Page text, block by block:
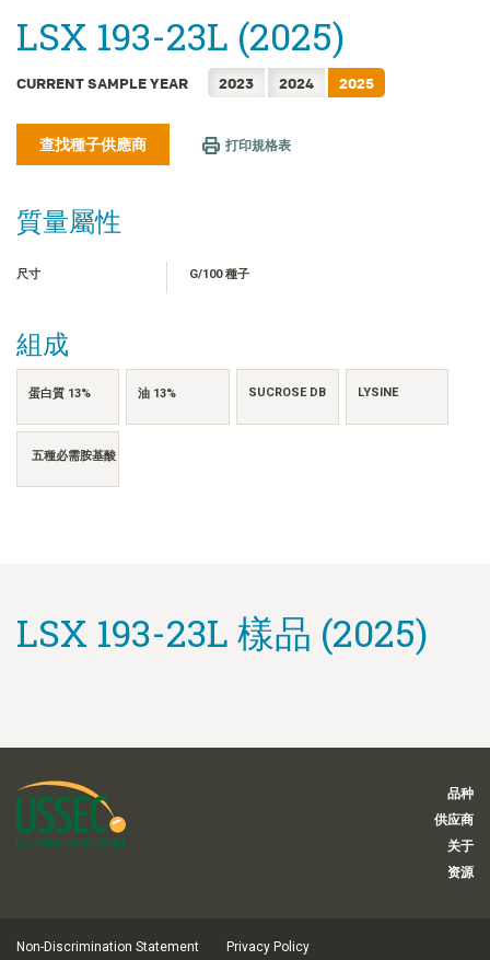
한국어
简体中文
TIẾNG VIỆT
LSX 193-23L (2025)
CURRENT SAMPLE YEAR 2023 2024 2025
查找種子供應商 打印規格表
質量屬性
尺寸 G/100 種子
組成
蛋白質 13% 油 13% SUCROSE DB LYSINE
五種必需胺基酸
LSX 193-23L 樣品 (2025)
品种
供应商
关于
资源
Non-Discrimination Statement Privacy Policy